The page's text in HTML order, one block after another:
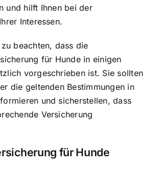
und hilft Ihnen bei der
Interessen.
beachten, dass die
für Hunde in einigen
vorgeschrieben ist. Sie sollten
die geltenden Bestimmungen in
und sicherstellen, dass
Versicherung
für Hunde